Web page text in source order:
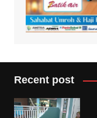
Recent post